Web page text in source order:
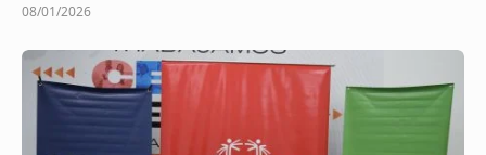
08/01/2026